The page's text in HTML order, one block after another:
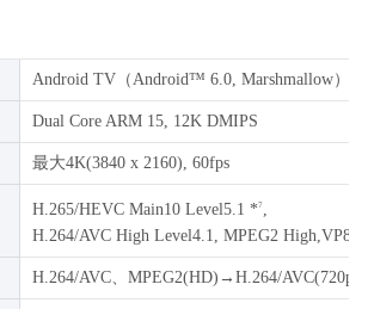
Android TV（Android™ 6.0, Marshmallow）
Dual Core ARM 15, 12K DMIPS
最大4K(3840 x 2160), 60fps
H.265/HEVC Main10 Level5.1 *7
H.264/AVC High Level4.1, MPEG2
H.264/AVC、MPEG2(HD)→H.264/AVC(720p/